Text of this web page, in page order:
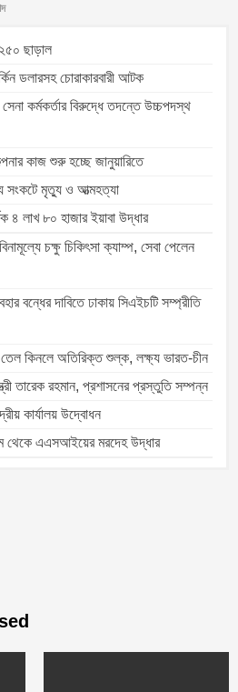
ছাড়াল
ডলারসহ চোরাকারবারী আটক
সেনা কর্মকর্তার বিরুদ্ধে তদন্তে উচ্চপদস্থ
কাজ শুরু হচ্ছে জানুয়ারিতে
সংকটে মৃত্যু ও আত্মহত্যা
৪ লাখ ৮০ হাজার ইয়াবা উদ্ধার
চক্ষু চিকিৎসা ক্যাম্প, সেবা পেলেন
বন্ধের দাবিতে ঢাকায় সিএইচটি সম্প্রীতি
তেল কিনলে অতিরিক্ত শুল্ক, লক্ষ্য ভারত-চীন
তারেক রহমান, প্রশাসনের প্রস্তুতি সম্পন্ন
কার্যালয় উদ্বোধন
থেকে এএসআইয়ের মরদেহ উদ্ধার